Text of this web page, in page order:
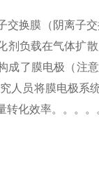
交换膜（阴离子
剂负载在气体扩
成了膜电极（注
人员将膜电极系
转化效率。。。。